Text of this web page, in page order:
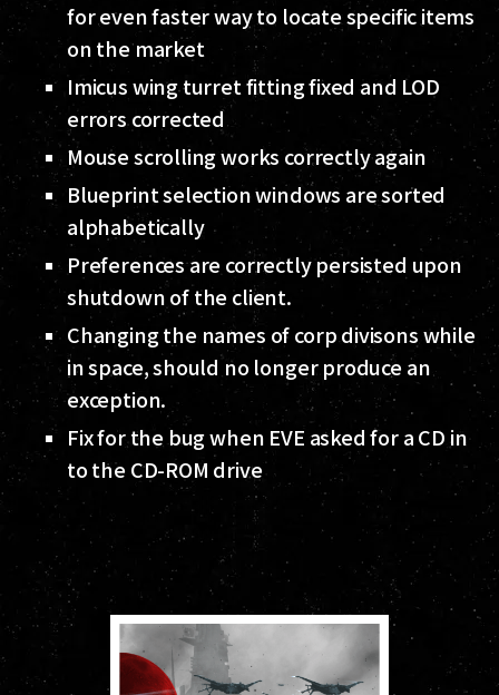
for even faster way to locate specific items
on the market
Imicus wing turret fitting fixed and LOD
errors corrected
Mouse scrolling works correctly again
Blueprint selection windows are sorted
alphabetically
Preferences are correctly persisted upon
shutdown of the client.
Changing the names of corp divisons while
in space, should no longer produce an
exception.
Fix for the bug when EVE asked for a CD in
to the CD-ROM drive